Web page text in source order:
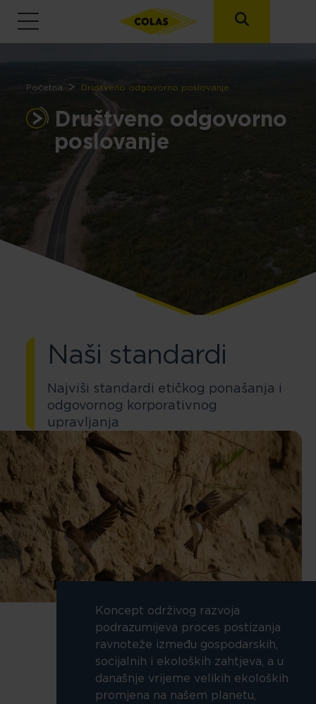
Breadcrumb
Početna Društveno odgovorno poslovanje
Društveno odgovorno
poslovanje
Naši standardi
Najviši standardi etičkog ponašanja i
odgovornog korporativnog
upravljanja
Koncept održivog razvoja
podrazumijeva proces postizanja
ravnoteže između gospodarskih,
socijalnih i ekoloških zahtjeva, a u
današnje vrijeme velikih ekoloških
promjena na našem planetu,